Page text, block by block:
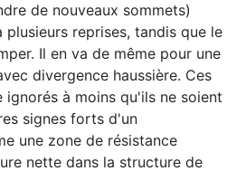
de nouveaux sommets)
plusieurs reprises, tandis que le
Il en va de même pour une
divergence haussière. Ces
à moins qu'ils ne soient
signes forts d'un
une zone de résistance
nette dans la structure de